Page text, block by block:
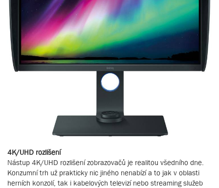
4K/UHD rozlišení
Nástup 4K/UHD rozlišení zobrazovačů je realitou všedního dne.
Konzumní trh už prakticky nic jiného nenabízí a to jak v oblasti
herních konzolí, tak i kabelových televizí nebo streaming služeb